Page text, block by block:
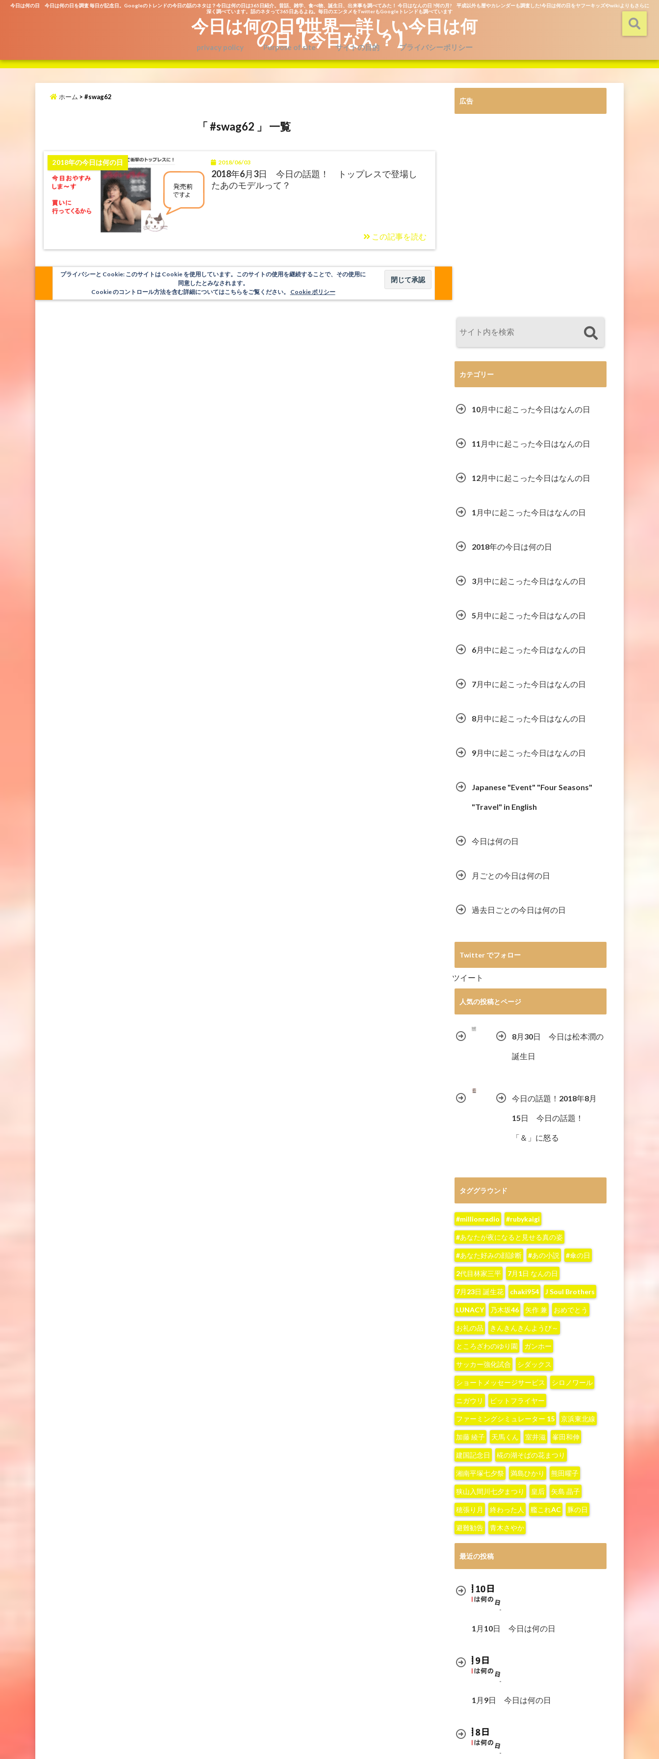
今日は何の日 今日は何の日を調査 毎日が記念日。Googleのトレンドの今日の話のネタは？今日は何の日は365日紹介。昔話、雑学、食べ物、誕生日、出来事を調べてみた！ 今日はなんの日 ?何の月? 平成以外も暦やカレンダーも調査した!今日は何の日をヤフーキッズやwikiよりもさらに
深く調べています。話のネタって365日あるよね。毎日のエンタメをTwitterもGoogleトレンドも調べています
今日は何の日?世界一詳しい今日は何
の日【今日なん？】
privacy policy Purpose of site サイトの目的 プライバシーポリシー
ホーム > #swag62
「 #swag62 」 一覧
2018年の今日は何の日 2018/06/03
2018年6月3日 今日の話題！ トップレスで登場し
たあのモデルって？
この記事を読む
プライバシーと Cookie: このサイトは Cookie を使用しています。このサイトの使用を継続することで、その使用に
同意したとみなされます。
Cookie のコントロール方法を含む詳細についてはこちらをご覧ください。 Cookie ポリシー
広告
カテゴリー
10月中に起こった今日はなんの日
11月中に起こった今日はなんの日
12月中に起こった今日はなんの日
1月中に起こった今日はなんの日
2018年の今日は何の日
3月中に起こった今日はなんの日
5月中に起こった今日はなんの日
6月中に起こった今日はなんの日
7月中に起こった今日はなんの日
8月中に起こった今日はなんの日
9月中に起こった今日はなんの日
Japanese "Event" "Four Seasons"
"Travel" in English
今日は何の日
月ごとの今日は何の日
過去日ごとの今日は何の日
Twitter でフォロー
ツイート
人気の投稿とページ
8月30日 今日は松本潤の
誕生日
今日の話題！2018年8月
15日 今日の話題！
「＆」に怒る
タググラウンド
#millionradio #rubykaigi
#あなたが夜になると見せる真の姿
#あなた好みの顔診断 #あの小説 #傘の日
2代目林家三平 7月1日 なんの日
7月23日 誕生花 chaki954 J Soul Brothers
LUNACY ‪乃木坂46‬ ‪矢作 兼‬ おめでとう
お礼の品 きんきんきんようび～
ところざわのゆり園 ガンホー
サッカー強化試合 シダックス
ショートメッセージサービス シロノワール
ニガウリ ビットフライヤー
ファーミングシミュレーター 15 京浜東北線
加藤 綾子‬ 天馬くん 室井滋 峯田和伸
建国記念日 椛の湖そばの花まつり
湘南平塚七夕祭 満島ひかり 熊田曜子
狭山入間川七夕まつり 皇后 矢島 晶子
穂張り月 終わった人 艦これAC 豚の日
避難勧告 青木さやか
最近の投稿
1月10日 今日は何の日
1月9日 今日は何の日